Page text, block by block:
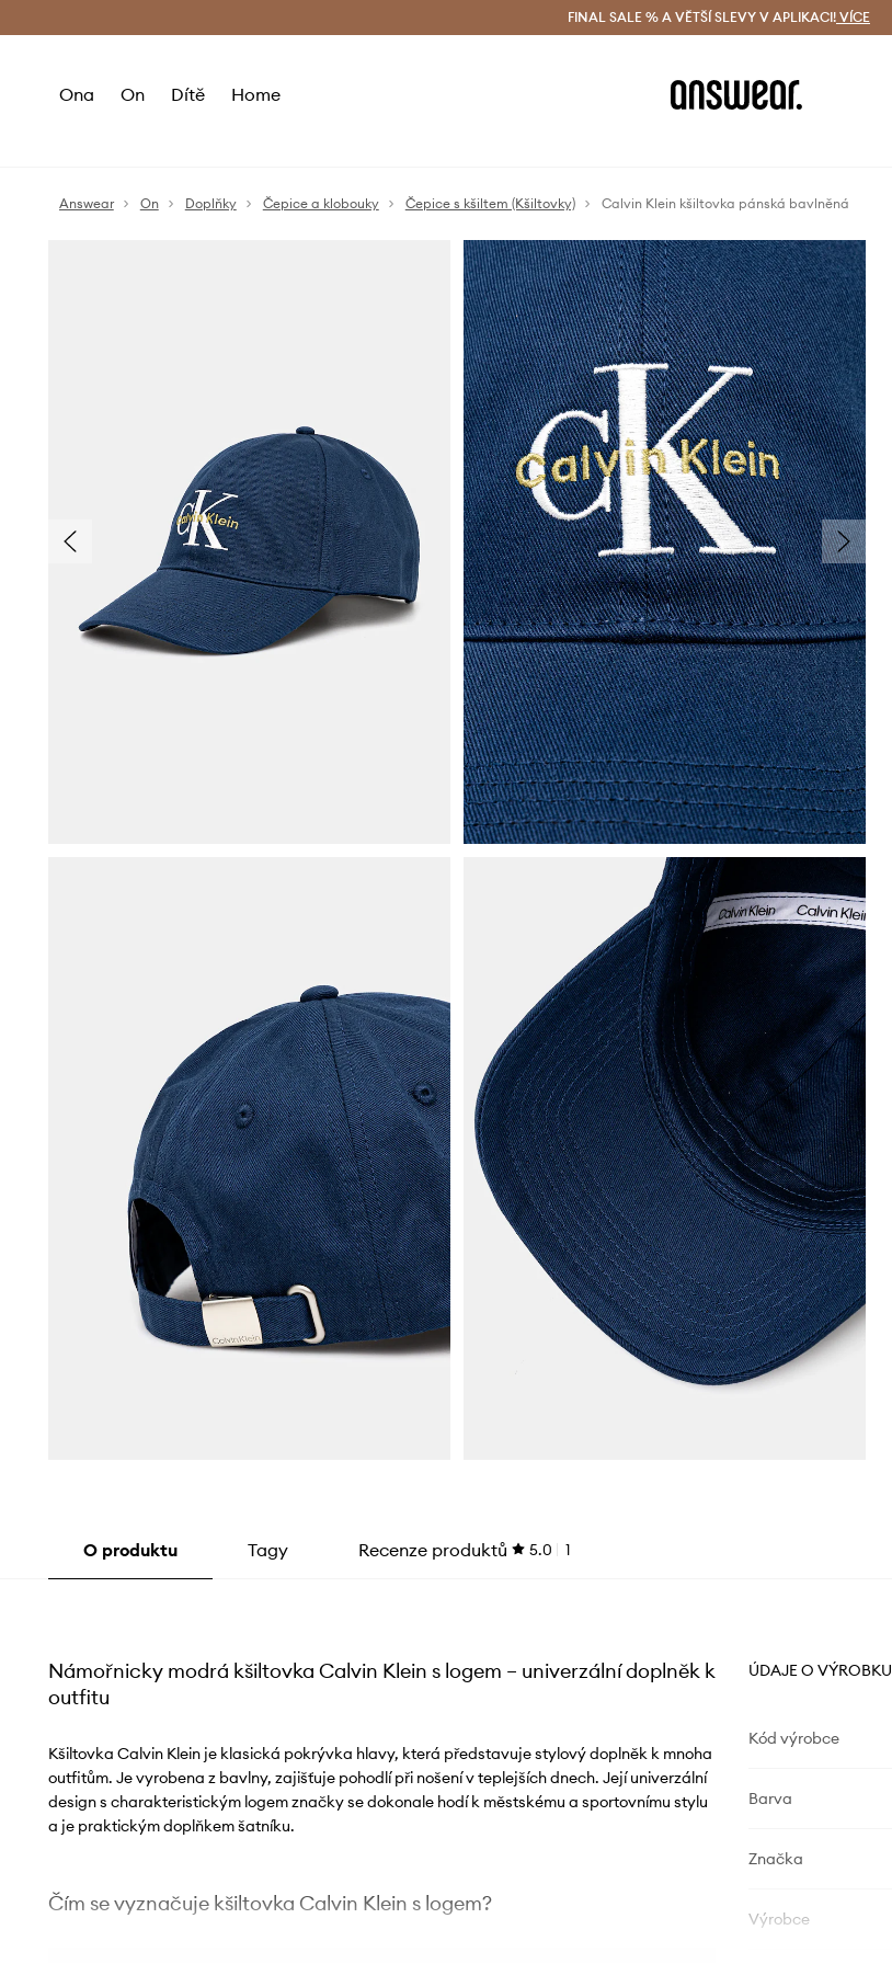
Doručení a vrácení zdarma (od 1800 Kč) Doručení i do 24 h
FINAL SALE % A VĚTŠÍ SLEVY V APLIKACI! VÍCE
Ona On Dítě Home
Answear On Doplňky Čepice a klobouky Čepice s kšiltem (Kšiltovky) Calvin Klein kšiltovka pánská bavlněná
O produktu Tagy Recenze produktů 5.0 1
Námořnicky modrá kšiltovka Calvin Klein s logem – univerzální doplněk k
outfitu
Kšiltovka Calvin Klein je klasická pokrývka hlavy, která představuje stylový doplněk k mnoha
outfitům. Je vyrobena z bavlny, zajišťuje pohodlí při nošení v teplejších dnech. Její univerzální
design s charakteristickým logem značky se dokonale hodí k městskému a sportovnímu stylu
a je praktickým doplňkem šatníku.
Čím se vyznačuje kšiltovka Calvin Klein s logem?
ÚDAJE O VÝROBKU
Kód výrobce
Barva
Značka
Výrobce